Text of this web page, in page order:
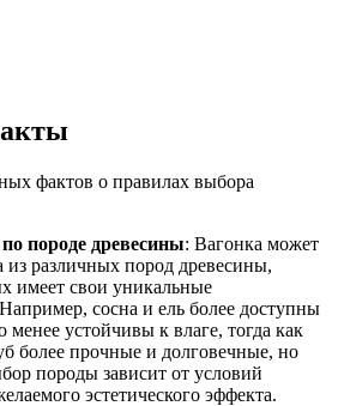
фактов о правилах выбора
породе древесины: Вагонка может
из различных пород древесины,
имеет свои уникальные
сосна и ель более доступны
устойчивы к влаге, тогда как
более прочные и долговечные, но
породы зависит от условий
эстетического эффекта.